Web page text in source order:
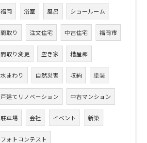
福岡 浴室 風呂 ショールーム
間取り 注文住宅 中古住宅 福岡市
間取り変更 空き家 糟屋郡
水まわり 自然災害 収納 塗装
戸建てリノベーション 中古マンション
駐車場 会社 イベント 新築
フォトコンテスト